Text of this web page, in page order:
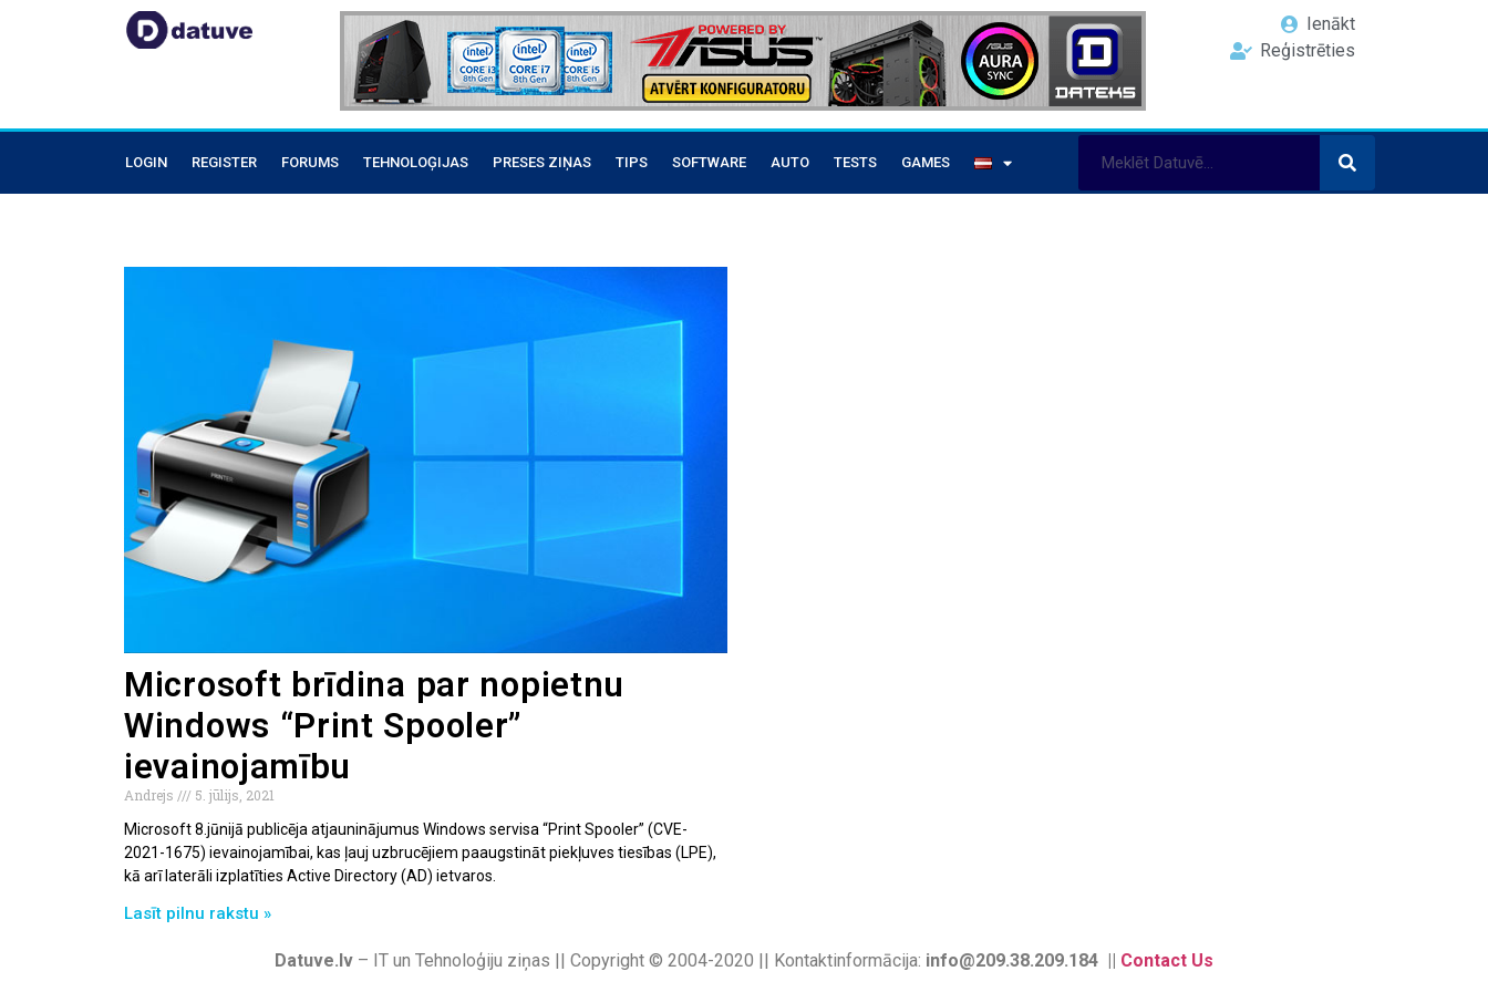
Ienākt
Reģistrēties
LOGIN REGISTER FORUMS TEHNOLOĢIJAS PRESES ZIŅAS TIPS SOFTWARE AUTO TESTS GAMES
Microsoft brīdina par nopietnu
Windows “Print Spooler”
ievainojamību
Andrejs
5. jūlijs, 2021
Microsoft 8.jūnijā publicēja atjauninājumus Windows servisa “Print Spooler” (CVE-
2021-1675) ievainojamībai, kas ļauj uzbrucējiem paaugstināt piekļuves tiesības (LPE),
kā arī laterāli izplatīties Active Directory (AD) ietvaros.
Lasīt pilnu rakstu »
Datuve.lv – IT un Tehnoloģiju ziņas || Copyright © 2004-2020 || Kontaktinformācija: info@209.38.209.184 || Contact Us